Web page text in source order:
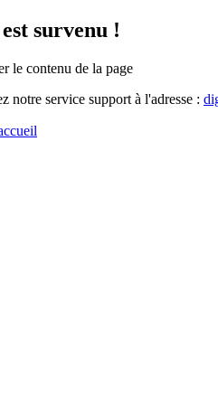
survenu !
le contenu de la page
notre service support à l'adresse :